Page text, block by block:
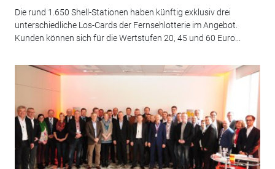
Die rund 1.650 Shell-Stationen haben künftig exklusiv drei
unterschiedliche Los-Cards der Fernsehlotterie im Angebot.
Kunden können sich für die Wertstufen 20, 45 und 60 Euro...